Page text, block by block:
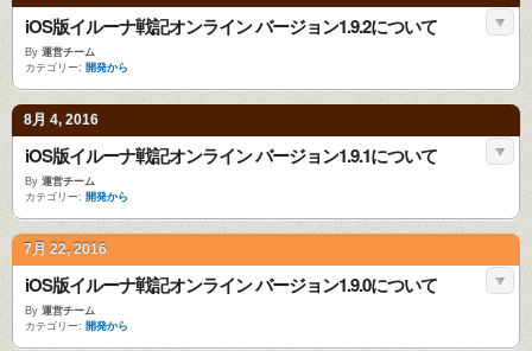
iOS版イルーナ戦記オンライン バージョン1.9.2について
By 運営チーム
カテゴリー: 開発から
8月 4, 2016
iOS版イルーナ戦記オンライン バージョン1.9.1について
By 運営チーム
カテゴリー: 開発から
7月 22, 2016
iOS版イルーナ戦記オンライン バージョン1.9.0について
By 運営チーム
カテゴリー: 開発から